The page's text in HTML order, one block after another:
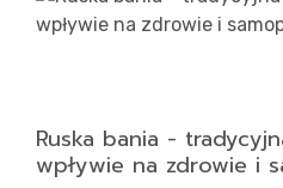
Ruska bania -
wpływie na zdrowie i